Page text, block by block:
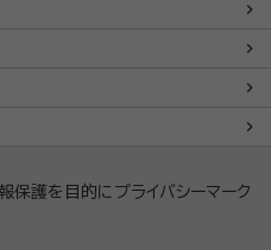
保護を目的にプライバシーマーク